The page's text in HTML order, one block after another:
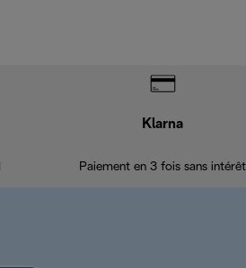
Klarna
Paiement en 3 fois sans intérêt